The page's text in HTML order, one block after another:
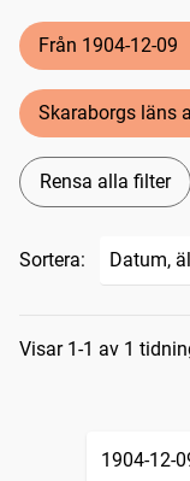
Från 1904-12-09
Skaraborgs läns
Rensa alla filter
Sortera:
Visar 1-1 av 1
1904-12-